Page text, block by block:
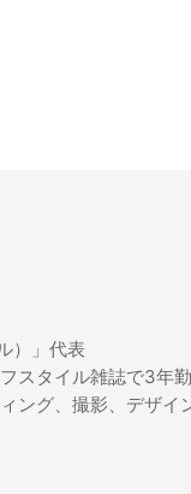
）」代表
スタイル雑誌で3年
ング、撮影、デザ